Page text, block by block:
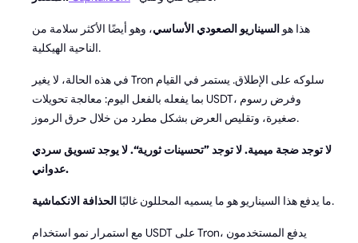
هذا هو السيناريو الصعودي الأساسي، وهو أيضًا الأكثر سلامة من
الناحية الهيكلية.
في هذه الحالة، لا يغير Tron سلوكه على الإطلاق. يستمر في القيام
بما يفعله بالفعل اليوم: معالجة تحويلات USDT، وفرض رسوم
صغيرة، وتقليص العرض بشكل مطرد من خلال حرق الرموز.
لا توجد ضجة ميمية. لا توجد ”تحسينات ثورية“. لا يوجد تسويق سردي
عدواني.
ما يدفع هذا السيناريو هو ما يسميه المحللون غالبًا الحذافة الانكماشية .
مع استمرار نمو استخدام USDT على Tron، يدفع المستخدمون